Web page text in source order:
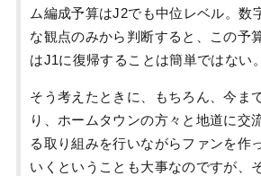
ム編成予算はJ2でも中位レベル。数
な観点のみから判断すると、この予
はJ1に復帰することは簡単ではない。
そう考えたときに、もちろん、今ま
り、ホームタウンの方々と地道に交
る取り組みを行いながらファンを作
いくということも大事なのですが、